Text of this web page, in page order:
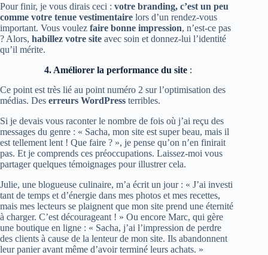
Pour finir, je vous dirais ceci : votre branding, c’est un peu
comme votre tenue vestimentaire lors d’un rendez-vous
important. Vous voulez faire bonne impression, n’est-ce pas
? Alors, habillez votre site avec soin et donnez-lui l’identité
qu’il mérite.
4. Améliorer la performance du site:
Ce point est très lié au point numéro 2 sur l’optimisation des
médias. Des erreurs WordPress terribles.
Si je devais vous raconter le nombre de fois où j’ai reçu des
messages du genre : « Sacha, mon site est super beau, mais il
est tellement lent ! Que faire ? », je pense qu’on n’en finirait
pas. Et je comprends ces préoccupations. Laissez-moi vous
partager quelques témoignages pour illustrer cela.
Julie, une blogueuse culinaire, m’a écrit un jour : « J’ai investi
tant de temps et d’énergie dans mes photos et mes recettes,
mais mes lecteurs se plaignent que mon site prend une éternité
à charger. C’est décourageant ! » Ou encore Marc, qui gère
une boutique en ligne : « Sacha, j’ai l’impression de perdre
des clients à cause de la lenteur de mon site. Ils abandonnent
leur panier avant même d’avoir terminé leurs achats. »